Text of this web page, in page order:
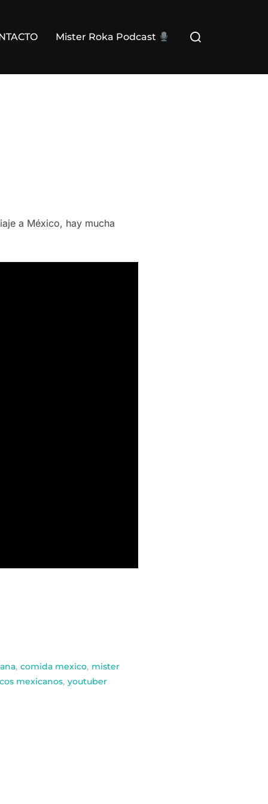
Mister Roka Podcast
Buscar:
a México, hay mucha
, comida mexico, mister
mexicanos, youtuber